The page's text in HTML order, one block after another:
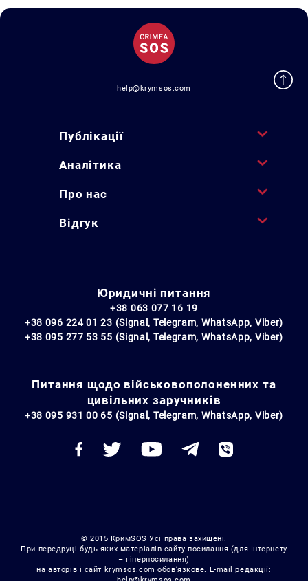
help@krymsos.com
Публікації
Аналітика
Про нас
Відгук
Юридичні питання
+38 063 077 16 19
+38 096 224 01 23 (Signal, Telegram, WhatsApp, Viber)
+38 095 277 53 55 (Signal, Telegram, WhatsApp, Viber)
Питання щодо військовополоненних та
цивільних заручників
+38 095 931 00 65 (Signal, Telegram, WhatsApp, Viber)
© 2015 КримSOS Усі права захищені.
При передруці будь-яких матеріалів сайту посилання (для Інтернету
– гіперпосилання)
на авторів і сайт krymsos.com обов’язкове. E-mail редакції: